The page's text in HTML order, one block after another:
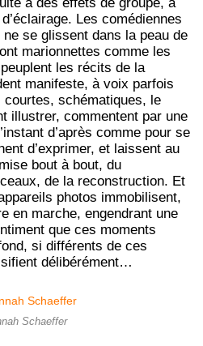
Les comédiennes
se glissent dans la peau de
marionnettes comme les
les récits de la
manifeste, à voix parfois
courtes, schématiques, le
illustrer, commentent par une
d’après comme pour se
d’exprimer, et laissent au
bout à bout, du
de la reconstruction. Et
photos immobilisent,
en marche, engendrant une
que ces moments
si différents de ces
délibérément…
Schaeffer